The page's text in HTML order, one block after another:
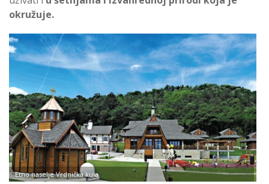
okružuje.
Etno naselje Vrdnička kula